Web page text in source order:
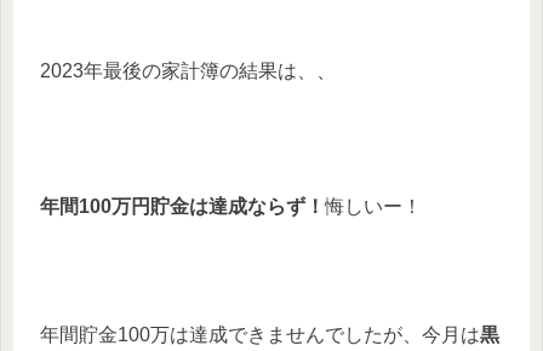
2023年最後の家計簿の結果は、、
年間100万円貯金は達成ならず！悔しいー！
年間貯金100万は達成できませんでしたが、今月は黒